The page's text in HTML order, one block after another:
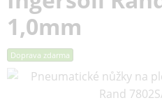
1,0mm
Doprava zdarma